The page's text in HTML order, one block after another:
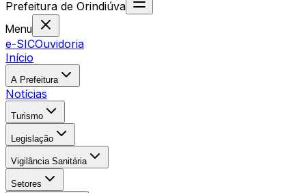
Prefeitura de Orindiúva
Menu
e-SICOuvidoria
Início
A Prefeitura
Notícias
Turismo
Legislação
Vigilância Sanitária
Setores